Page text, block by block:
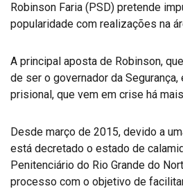
Robinson Faria (PSD) pretende
popularidade com realizações na
A principal aposta de Robinson,
de ser o governador da
prisional, que vem em crise há
Desde março de 2015, devido a
está decretado o estado de
Penitenciário do Rio Grande do
processo com o objetivo de